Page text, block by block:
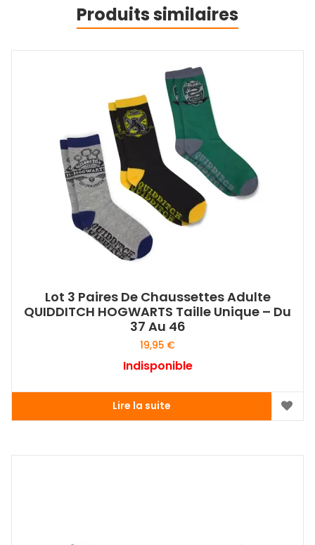
Produits similaires
Lot 3 Paires De Chaussettes Adulte
QUIDDITCH HOGWARTS Taille Unique – Du
37 Au 46
19,95 €
Indisponible
Lire la suite